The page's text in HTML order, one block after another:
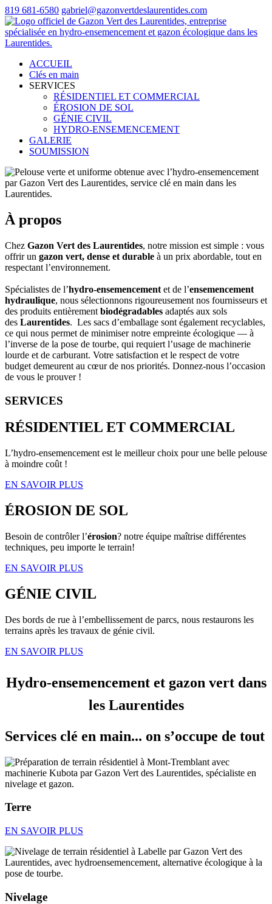
819 681-6580 gabriel@gazonvertdeslaurentides.com
ACCUEIL
Clés en main
SERVICES
RÉSIDENTIEL ET COMMERCIAL
ÉROSION DE SOL
GÉNIE CIVIL
HYDRO-ENSEMENCEMENT
GALERIE
SOUMISSION
À propos
Chez Gazon Vert des Laurentides, notre mission est simple : vous
offrir un gazon vert, dense et durable à un prix abordable, tout en
respectant l’environnement.
Spécialistes de l’hydro-ensemencement et de l’ensemencement
hydraulique, nous sélectionnons rigoureusement nos fournisseurs et
des produits entièrement biodégradables adaptés aux sols
des Laurentides. Les sacs d’emballage sont également recyclables,
ce qui nous permet de minimiser notre empreinte écologique — à
l’inverse de la pose de tourbe, qui requiert l’usage de machinerie
lourde et de carburant. Votre satisfaction et le respect de votre
budget demeurent au cœur de nos priorités. Donnez-nous l’occasion
de vous le prouver !
SERVICES
RÉSIDENTIEL ET COMMERCIAL
L’hydro-ensemencement est le meilleur choix pour une belle pelouse
à moindre coût !
EN SAVOIR PLUS
ÉROSION DE SOL
Besoin de contrôler l’érosion? notre équipe maîtrise différentes
techniques, peu importe le terrain!
EN SAVOIR PLUS
GÉNIE CIVIL
Des bords de rue à l’embellissement de parcs, nous restaurons les
terrains après les travaux de génie civil.
EN SAVOIR PLUS
Hydro-ensemencement et gazon vert dans
les Laurentides
Services clé en main... on s’occupe de tout
Terre
EN SAVOIR PLUS
Nivelage